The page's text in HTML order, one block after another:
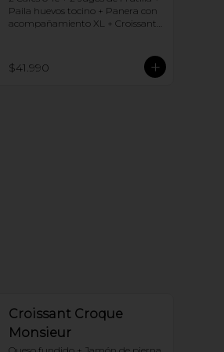
Paila huevos tocino + Panera con
acompañamiento XL + Croissant
$41.990
Croissant Croque
Monsieur